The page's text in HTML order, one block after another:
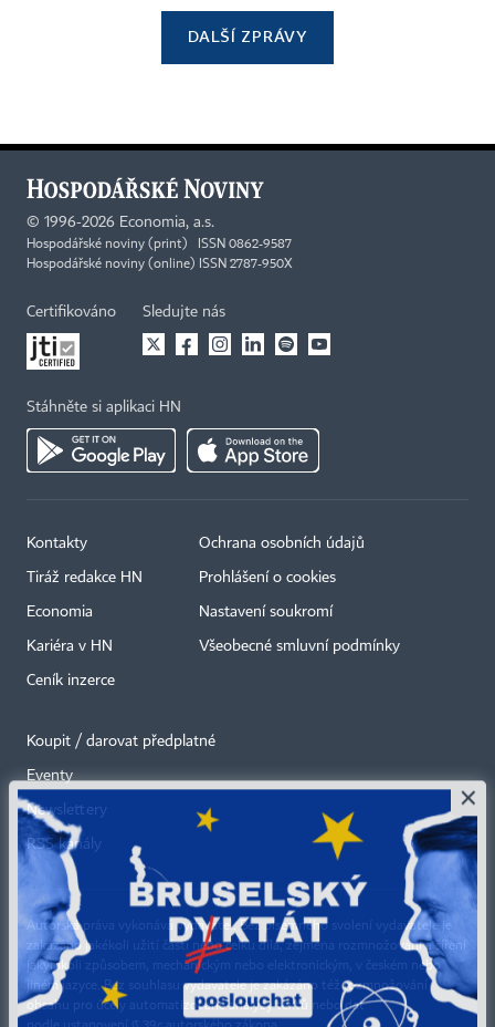
DALŠÍ ZPRÁVY
© 1996-2026 Economia, a.s.
Hospodářské noviny (print) ISSN 0862-9587
Hospodářské noviny (online) ISSN 2787-950X
Certifikováno Sledujte nás
Stáhněte si aplikaci HN
Kontakty
Tiráž redakce HN
Economia
Kariéra v HN
Ceník inzerce
Ochrana osobních údajů
Prohlášení o cookies
Nastavení soukromí
Všeobecné smluvní podmínky
Koupit / darovat předplatné
Eventy
Newslettery
RSS kanály
Autorská práva vykonává vydavatel. Bez písemného svolení vydavatele je
zakázáno jakékoli užití částí nebo celku díla, zejména rozmnožování a šíření
jakýmkoli způsobem, mechanickým nebo elektronickým, v českém nebo
jiném jazyce. Bez souhlasu vydavatele je zakázáno též rozmnožování
obsahu pro účely automatizované analýzy textů nebo dat
×